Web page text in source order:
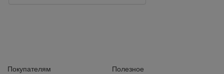
Покупателям
Полезное